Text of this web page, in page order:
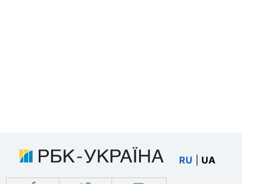
RU UA